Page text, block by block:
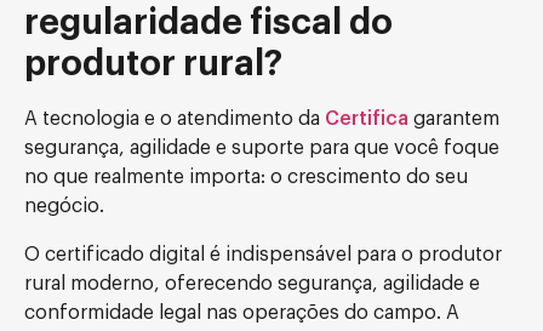
regularidade fiscal do
produtor rural?
A tecnologia e o atendimento da Certifica garantem
segurança, agilidade e suporte para que você foque
no que realmente importa: o crescimento do seu
negócio.
O certificado digital é indispensável para o produtor
rural moderno, oferecendo segurança, agilidade e
conformidade legal nas operações do campo. A